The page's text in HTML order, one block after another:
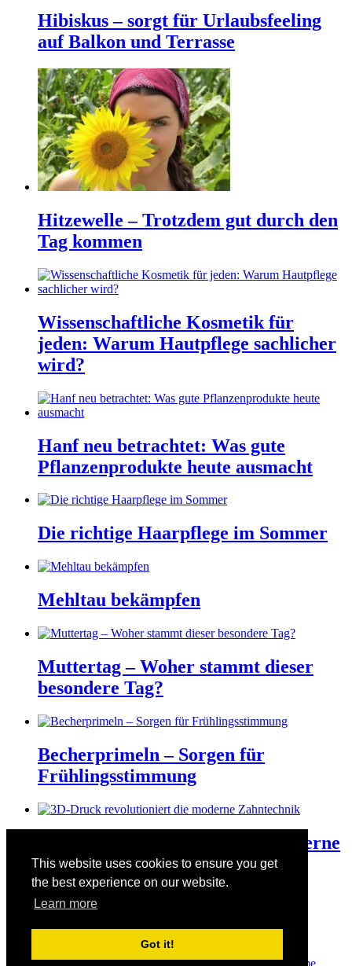
This website uses cookies to ensure you get
the best experience on our website.
Learn more
Got it!
Hibiskus – sorgt für Urlaubsfeeling
auf Balkon und Terrasse
Hitzewelle – Trotzdem gut durch den
Tag kommen
Wissenschaftliche Kosmetik für
jeden: Warum Hautpflege sachlicher
wird?
Hanf neu betrachtet: Was gute
Pflanzenprodukte heute ausmacht
Die richtige Haarpflege im Sommer
Mehltau bekämpfen
Muttertag – Woher stammt dieser
besondere Tag?
Becherprimeln – Sorgen für
Frühlingsstimmung
3D-Druck revolutioniert die moderne
Zahntechnik
Der Valentinstag am 14. Februar